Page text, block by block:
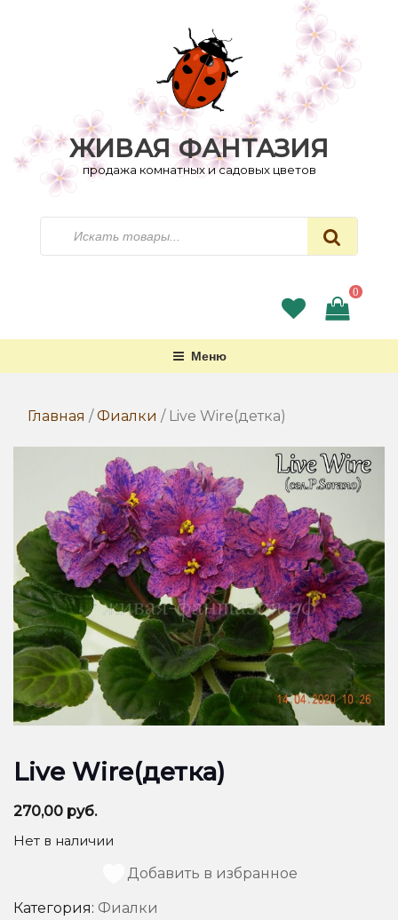
ЖИВАЯ ФАНТАЗИЯ
продажа комнатных и садовых цветов
0
Меню
Главная / Фиалки / Live Wire(детка)
Live Wire(детка)
270,00 руб.
Нет в наличии
Добавить в избранное
Категория: Фиалки